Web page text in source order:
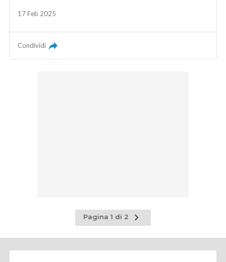
17 Feb 2025
Condividi
Pagina 1 di 2
Pagina
successiva